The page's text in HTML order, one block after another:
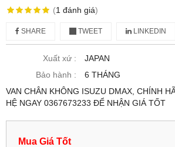
(1 đánh giá)
SHARE TWEET LINKEDIN
Xuất xứ :
JAPAN
Bảo hành :
6 THÁNG
VAN CHÂN KHÔNG ISUZU DMAX, CHÍNH
HỆ NGAY 0367673233 ĐỂ NHẬN GIÁ TỐT
Mua Giá Tốt